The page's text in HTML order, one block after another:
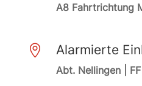
A8 Fahrtrichtung
 Alarmierte
Abt. Nellingen |